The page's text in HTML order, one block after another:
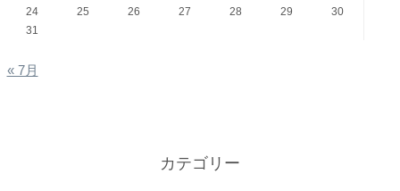
24
25 26 27 28 29
30
31
« 7月
カテゴリー